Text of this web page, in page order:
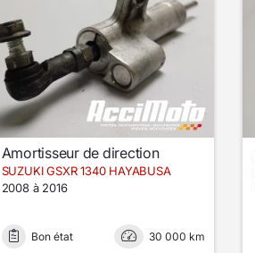
Amortisseur de direction
SUZUKI GSXR 1340 HAYABUSA
2008 à 2016
Bon état 30 000 km